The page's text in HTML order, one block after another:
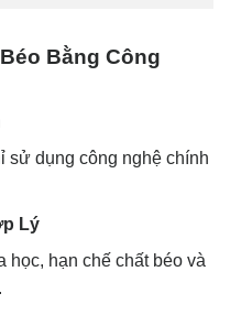
Bằng Công
sử dụng công nghệ chính
Lý
học, hạn chế chất béo và